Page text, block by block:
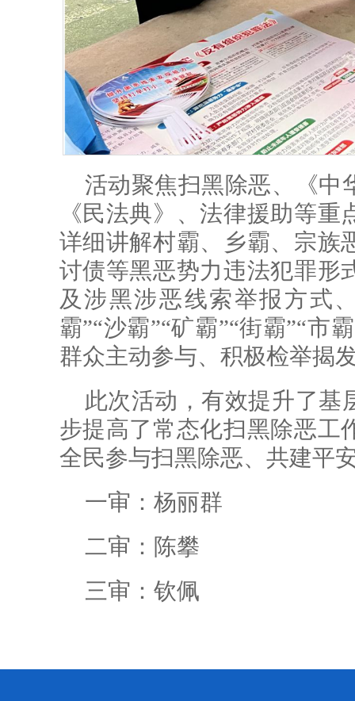
活动聚焦扫黑除恶、《中
《民法典》、法律援助等
详细讲解村霸、乡霸、宗族
讨债等黑恶势力违法犯罪形
及涉黑涉恶线索举报方式
霸”“沙霸”“矿霸”“街霸”“市
群众主动参与、积极检举揭
此次活动，有效提升了基
步提高了常态化扫黑除恶工
全民参与扫黑除恶、共建平
一审：杨丽群
二审：陈攀
三审：钦佩